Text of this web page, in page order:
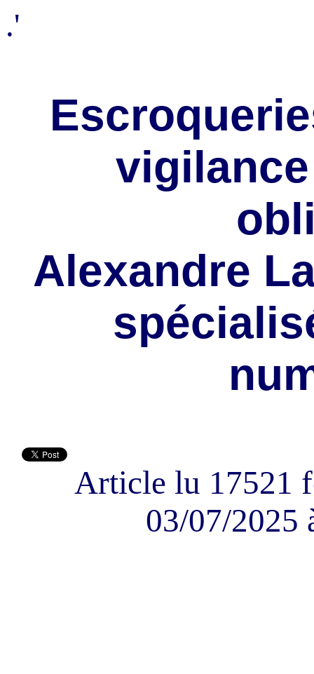
.'
Alexandre
Article lu 17521
03/07/2025